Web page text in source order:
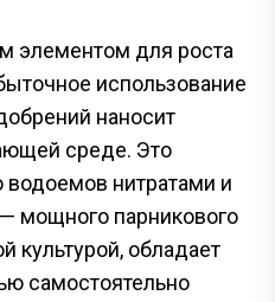
элементом для роста
использование
наносит
среде. Это
водоемов нитратами и
мощного парникового
культурой, обладает
самостоятельно